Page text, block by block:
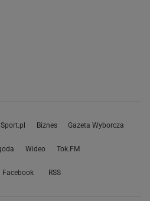
Sport.pl Biznes Gazeta Wyborcza
Wideo Tok.FM
Facebook RSS